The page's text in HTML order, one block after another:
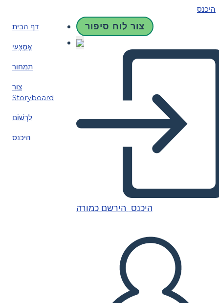
היכנס
דף הבית
אֶמְצָעִי
תמחור
צור
Storyboard
לִרְשׁוֹם
היכנס
צור לוח סיפור
היכנס הירשם כמורה